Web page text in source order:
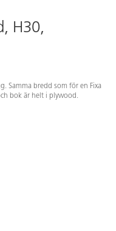
H30,
Samma bredd som för en Fixa
bok är helt i plywood.